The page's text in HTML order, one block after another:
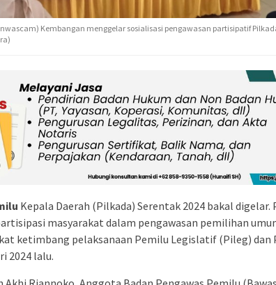
Kembangan menggelar sosialisasi pengawasan partisipatif
Kepala Daerah (Pilkada) Serentak 2024 bakal digelar.
masyarakat dalam pengawasan pemilihan
ketimbang pelaksanaan Pemilu Legislatif (Pileg) dan
2024 lalu.